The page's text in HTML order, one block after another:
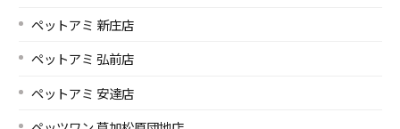
ペットアミ 新庄店
ペットアミ 弘前店
ペットアミ 安達店